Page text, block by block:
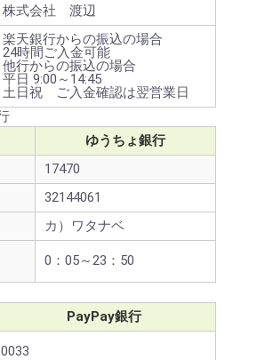
株式会社 渡辺
楽天銀行からの振込の場合
24時間ご入金可能
他行からの振込の場合
平日 9:00～14:45
土日祝 ご入金確認は翌営業日
ゆうちょ銀行
17470
32144061
カ）ワタナベ
0：05～23：50
PayPay銀行
0033